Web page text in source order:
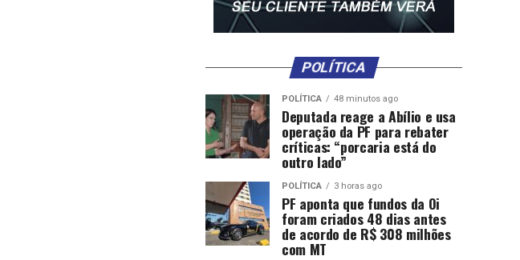
POLÍTICA
POLÍTICA 48 minutos ago
Deputada reage a Abílio e usa
operação da PF para rebater
críticas: “porcaria está do
outro lado”
POLÍTICA 3 horas ago
PF aponta que fundos da Oi
foram criados 48 dias antes
de acordo de R$ 308 milhões
com MT